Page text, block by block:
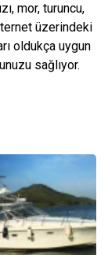
mor, turuncu,
üzerindeki
oldukça uygun
sağlıyor.